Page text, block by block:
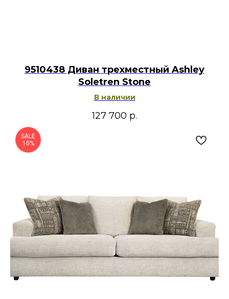
9510438 Диван трехместный Ashley
Soletren Stone
В наличии
127 700 р.
SALE
10%